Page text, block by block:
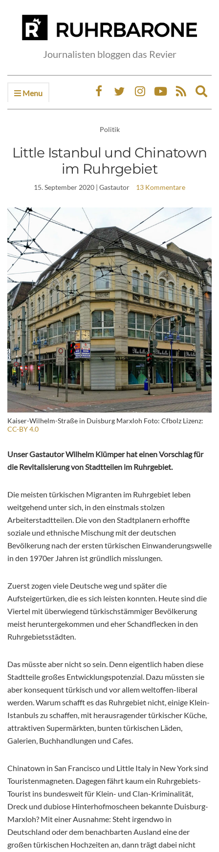
Journalisten bloggen das Revier
Menu
Politik
Little Istanbul und Chinatown
im Ruhrgebiet
15. September 2020 | Gastautor 13 Kommentare
Kaiser-Wilhelm-Straße in Duisburg Marxloh Foto: Cfbolz Lizenz:
CC-BY 4.0
Unser Gastautor Wilhelm Klümper hat einen Vorschlag für
die Revitalisierung von Stadtteilen im Ruhrgebiet.
Die meisten türkischen Migranten im Ruhrgebiet leben
weitgehend unter sich, in den einstmals stolzen
Arbeiterstadtteilen. Die von den Stadtplanern erhoffte
soziale und ethnische Mischung mit der deutschen
Bevölkerung nach der ersten türkischen Einwanderungswelle
in den 1970er Jahren ist gründlich misslungen.
Zuerst zogen viele Deutsche weg und später die
Aufsteigertürken, die es sich leisten konnten. Heute sind die
Viertel mit überwiegend türkischstämmiger Bevölkerung
meist heruntergekommen und eher Schandflecken in den
Ruhrgebietsstädten.
Das müsste aber nicht so sein. Denn eigentlich haben diese
Stadtteile großes Entwicklungspotenzial. Dazu müssten sie
aber konsequent türkisch und vor allem weltoffen-liberal
werden. Warum schafft es das Ruhrgebiet nicht, einige Klein-
Istanbuls zu schaffen, mit herausragender türkischer Küche,
attraktiven Supermärkten, bunten türkischen Läden,
Galerien, Buchhandlungen und Cafes.
Chinatown in San Francisco und Little Italy in New York sind
Touristenmagneten. Dagegen fährt kaum ein Ruhrgebiets-
Tourist ins bundesweit für Klein- und Clan-Kriminalität,
Dreck und dubiose Hinterhofmoscheen bekannte Duisburg-
Marxloh? Mit einer Ausnahme: Steht irgendwo in
Deutschland oder dem benachbarten Ausland eine der
großen türkischen Hochzeiten an, dann trägt dabei nicht